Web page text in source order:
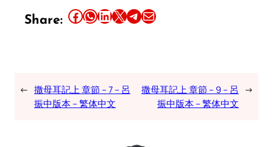
Share: Share this article on Facebook Share this article on WhatsApp Share this article on LinkedIn Share this article on X Share this article on TelegramEmail this Article
← 撒母耳記上 章節 – 7 – 呂
振中版本 – 繁体中文
撒母耳記上 章節 – 9 – 呂
振中版本 – 繁体中文
→